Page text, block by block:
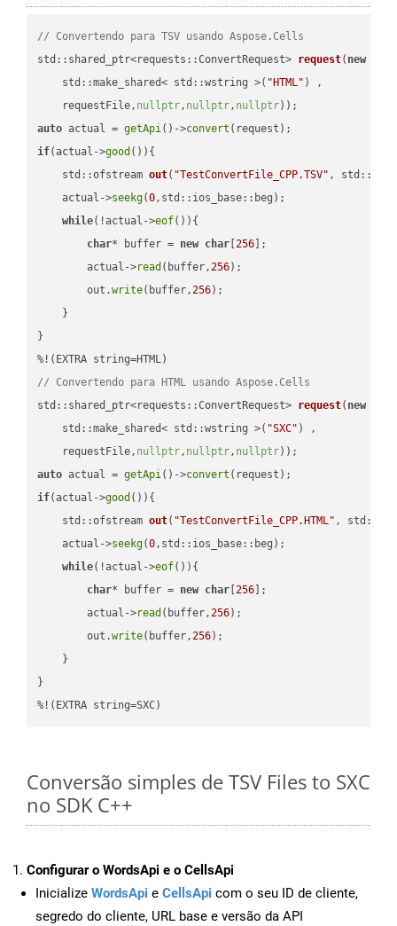
// Convertendo para TSV usando Aspose.Cells
std::shared_ptr<requests::ConvertRequest> request( new
    std::make_shared< std::wstring >(
"HTML" ) ,
    requestFile,
nullptr, nullptr, nullptr))
auto actual = getApi()->convert
if(actual->good ()){
std::ofstream out( "TestConvertFile_CPP.TSV" ,
    actual->
seekg(0,std::ios_base::beg);
while(!actual->eof()){
char* buffer = new char [256 ];
        actual->
read (buffer,256);
        out.
write(buffer,256);
    }
}
// Convertendo para HTML usando Aspose.Cells
std::shared_ptr<requests::ConvertRequest> request( new
    std::make_shared< std::wstring >(
"SXC" ) ,
    requestFile,
nullptr, nullptr, nullptr))
auto actual = getApi()->convert
if(actual->good ()){
std::ofstream out( "TestConvertFile_CPP.HTML" ,
    actual->
seekg(0,std::ios_base::beg);
while(!actual->eof()){
char* buffer = new char [256 ];
        actual->
read (buffer,256);
        out.
write(buffer,256);
    }
}
%!(EXTRA string=SXC)
Conversão simples de TSV Files to SXC
no SDK C++
Configurar o WordsApi e o CellsApi
Inicialize WordsApi e CellsApi com o seu ID de cliente,
segredo do cliente, URL base e versão da API